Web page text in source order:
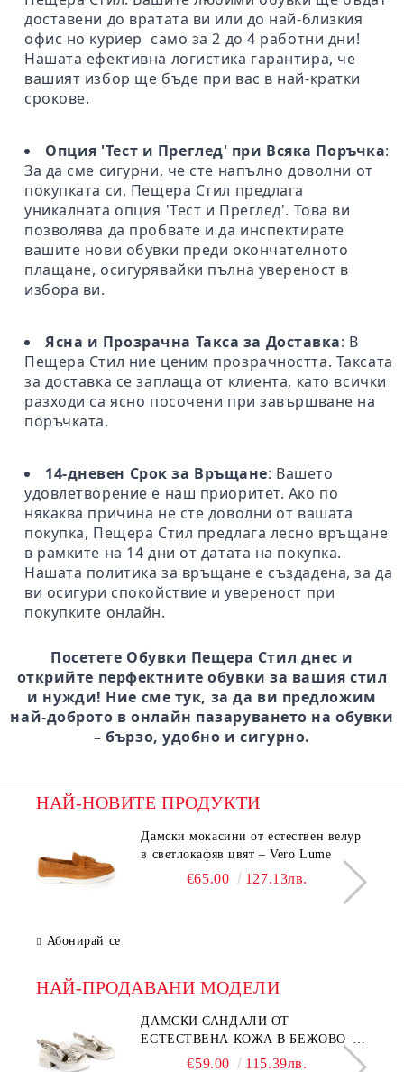
доставени до вратата ви или до най-близкия
офис но куриер само за 2 до 4 работни дни!
Нашата ефективна логистика гарантира, че
вашият избор ще бъде при вас в най-кратки
срокове.
Опция 'Тест и Преглед' при Всяка Поръчка:
За да сме сигурни, че сте напълно доволни от
покупката си, Пещера Стил предлага
уникалната опция 'Тест и Преглед'. Това ви
позволява да пробвате и да инспектирате
вашите нови обувки преди окончателното
плащане, осигурявайки пълна увереност в
избора ви.
Ясна и Прозрачна Такса за Доставка: В
Пещера Стил ние ценим прозрачността. Таксата
за доставка се заплаща от клиента, като всички
разходи са ясно посочени при завършване на
поръчката.
14-дневен Срок за Връщане: Вашето
удовлетворение е наш приоритет. Ако по
някаква причина не сте доволни от вашата
покупка, Пещера Стил предлага лесно връщане
в рамките на 14 дни от датата на покупка.
Нашата политика за връщане е създадена, за да
ви осигури спокойствие и увереност при
покупките онлайн.
Посетете Обувки Пещера Стил днес и
открийте перфектните обувки за вашия стил
и нужди! Ние сме тук, за да ви предложим
най-доброто в онлайн пазаруването на обувки
– бързо, удобно и сигурно.
НАЙ-НОВИТЕ ПРОДУКТИ
Дамски мокасини от естествен велур
в светлокафяв цвят – Vero Lume
€65.00 127.13лв.
Абонирай се
НАЙ-ПРОДАВАНИ МОДЕЛИ
ДАМСКИ САНДАЛИ ОТ
ЕСТЕСТВЕНА КОЖА В БЕЖОВО–
МОДЕЛ NOVA.
€59.00 115.39лв.